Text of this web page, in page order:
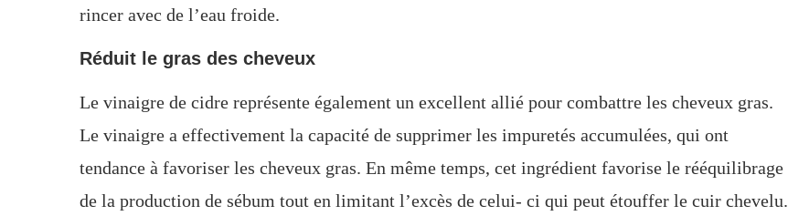
rincer avec de l’eau froide.
Réduit le gras des cheveux
Le vinaigre de cidre représente également un excellent allié pour combattre les cheveux gras.
Le vinaigre a effectivement la capacité de supprimer les impuretés accumulées, qui ont
tendance à favoriser les cheveux gras. En même temps, cet ingrédient favorise le rééquilibrage
de la production de sébum tout en limitant l’excès de celui- ci qui peut étouffer le cuir chevelu.